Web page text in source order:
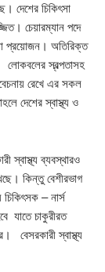
দেশের চিকিৎসা
চেয়ারম্যান পদে
প্রয়োজন। অতিরিক্ত
লোকবলের স্বল্পতাসহ
রেখে এর সকল
দেশের স্বাস্থ্য ও
স্বাস্থ্য ব্যবস্থারও
কিন্তু বেশীরভাগ
– নার্স
যাতে চাকুরীরত
বেসরকারী স্বাস্থ্য